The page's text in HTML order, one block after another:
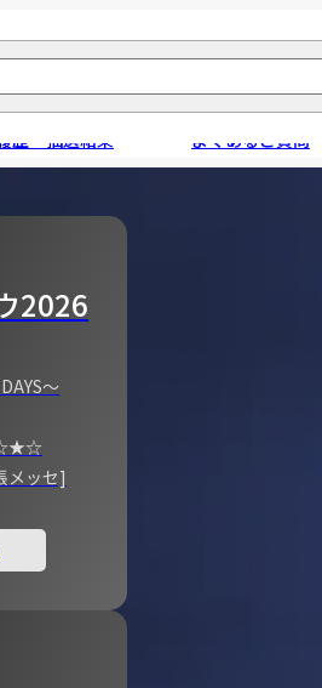
歴・抽選結果 よくあるご質問
2026
～
☆★☆
ッセ]